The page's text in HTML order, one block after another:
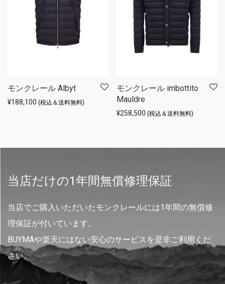
モンクレール Albyt
¥188,100 (税込＆送料無料)
モンクレール imbottito
Mauldre
¥258,500 (税込＆送料無料)
当店だけの1年間無償修理保証
当店でご購入いただいたモンクレールには1年間の無償修
理保証が付いています。
BUYMAや楽天にはない安心のサービスを是非ご利用くだ
さい。